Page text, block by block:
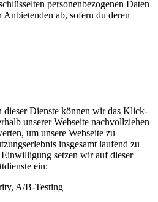
personenbezogenen Daten
ab, sofern du deren
dieser Dienste können wir das Klick-
unserer Webseite nachvollziehen
um unsere Webseite zu
insgesamt laufend zu
setzen wir auf dieser
ein:
A/B-Testing